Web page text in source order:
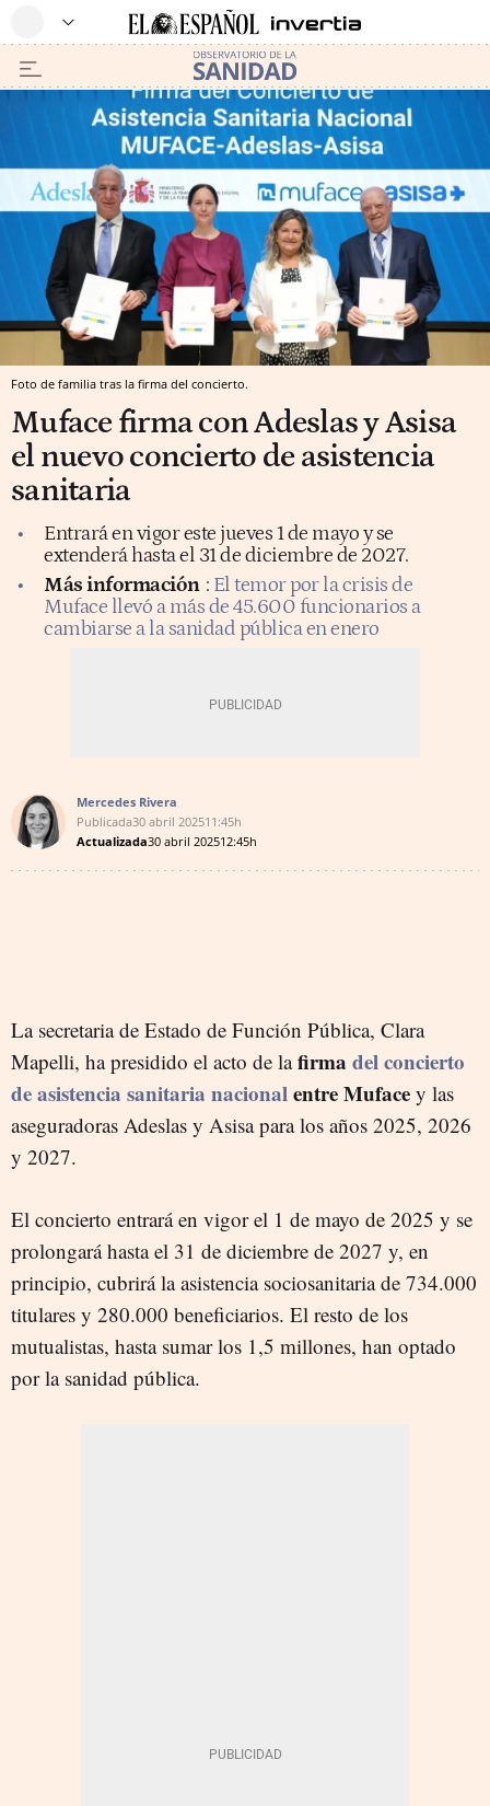
Foto de familia tras la firma del concierto.
Muface firma con Adeslas y Asisa
el nuevo concierto de asistencia
sanitaria
Entrará en vigor este jueves 1 de mayo y se
extenderá hasta el 31 de diciembre de 2027.
Más información : El temor por la crisis de
Muface llevó a más de 45.600 funcionarios a
cambiarse a la sanidad pública en enero
Mercedes Rivera
Publicada30 abril 202511:45h
Actualizada30 abril 202512:45h
La secretaria de Estado de Función Pública, Clara
Mapelli, ha presidido el acto de lafirma del concierto
de asistencia sanitaria nacionalentre Muface y las
aseguradoras Adeslas y Asisa para los años 2025, 2026
y 2027.
El concierto entrará en vigor el 1 de mayo de 2025 y se
prolongará hasta el 31 de diciembre de 2027 y, en
principio, cubrirá la asistencia sociosanitaria de 734.000
titulares y 280.000 beneficiarios. El resto de los
mutualistas, hasta sumar los 1,5 millones, han optado
por la sanidad pública.